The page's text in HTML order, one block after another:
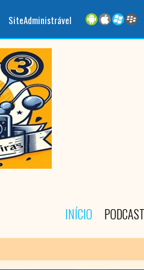
SiteAdministrável
INÍCIO